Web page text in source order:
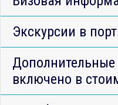
Экскурсии в
включено в